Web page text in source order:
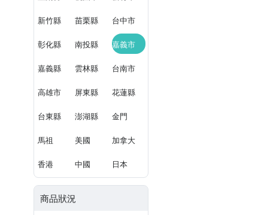
新竹縣 苗栗縣 台中市
彰化縣 南投縣 嘉義市
嘉義縣 雲林縣 台南市
高雄市 屏東縣 花蓮縣
台東縣 澎湖縣 金門
馬祖 美國 加拿大
香港 中國 日本
商品狀況